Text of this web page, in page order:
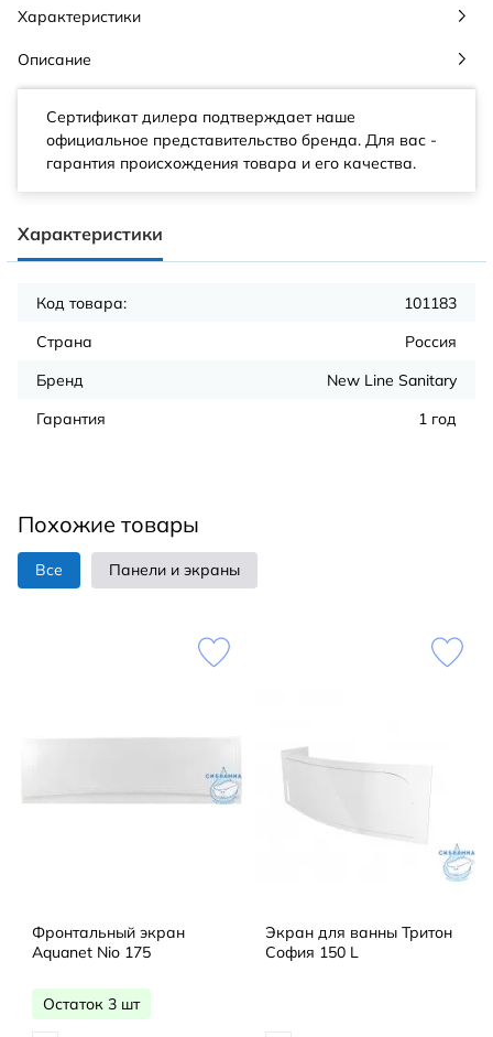
Характеристики
Описание
Сертификат дилера подтверждает наше
официальное представительство бренда. Для вас -
гарантия происхождения товара и его качества.
Характеристики
Код товара:
101183
Страна
Россия
Бренд
New Line Sanitary
Гарантия
1 год
Похожие товары
Все Панели и экраны
Фронтальный экран
Aquanet Nio 175
Остаток 3 шт
Экран для ванны Тритон
София 150 L